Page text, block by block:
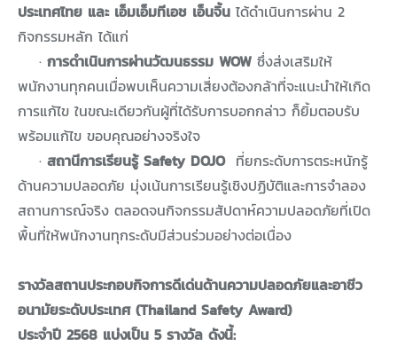
ประเทศไทย และ เอ็มเอ็มทีเอช เอ็นจิ้น ได้ดำเนินการผ่าน 2
กิจกรรมหลัก ได้แก่
· การดำเนินการผ่านวัฒนธรรม WOW ซึ่งส่งเสริมให้
พนักงานทุกคนเมื่อพบเห็นความเสี่ยงต้องกล้าที่จะแนะนำให้เกิด
การแก้ไข ในขณะเดียวกันผู้ที่ได้รับการบอกกล่าว ก็ยิ้มตอบรับ
พร้อมแก้ไข ขอบคุณอย่างจริงใจ
· สถานีการเรียนรู้ Safety DOJO ที่ยกระดับการตระหนักรู้
ด้านความปลอดภัย มุ่งเน้นการเรียนรู้เชิงปฏิบัติและการจำลอง
สถานการณ์จริง ตลอดจนกิจกรรมสัปดาห์ความปลอดภัยที่เปิด
พื้นที่ให้พนักงานทุกระดับมีส่วนร่วมอย่างต่อเนื่อง
รางวัลสถานประกอบกิจการดีเด่นด้านความปลอดภัยและอาชีว
อนามัยระดับประเทศ (Thailand Safety Award)
ประจำปี 2568 แบ่งเป็น 5 รางวัล ดังนี้: